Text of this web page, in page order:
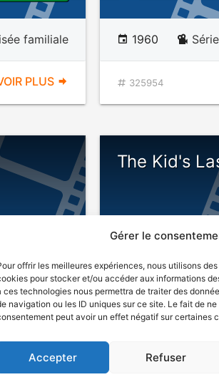
Gérer le
offrir les meilleures expériences, nous utilisons
pour stocker et/ou accéder aux informations
ces technologies nous permettra de traiter des
navigation ou les ID uniques sur ce site. Le fait de
peut avoir un effet négatif sur certaines
Accepter Refuser
familiale
PLUS
1960
325954
familiale
VOIR PLUS
The Kid's
1933
325876